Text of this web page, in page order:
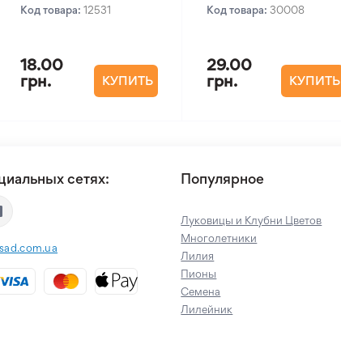
Код товара: 12531
18.00
грн.
КУПИТЬ
Код товара: 30008
29.00
грн.
КУПИТЬ
сетях: Популярное
Луковицы и Клубни Цветов
Многолетники
Лилия
Пионы
Семена
Лилейник